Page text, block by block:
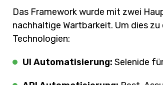
Das Framework wurde mit zwei
nachhaltige Wartbarkeit. Um dies
Technologien:
UI Automatisierung: Selenide